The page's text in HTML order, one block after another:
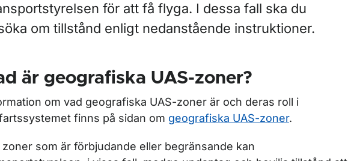
Flyghinder
Flygplatser
Flygtrafiktjänster
för att få flyga. I dessa fall ska du
om tillstånd enligt nedanstående instruktioner.
är geografiska UAS-zoner?
om vad geografiska UAS-zoner är och deras roll i
finns på sidan om geografiska UAS-zoner.
zoner som är förbjudande eller begränsande kan